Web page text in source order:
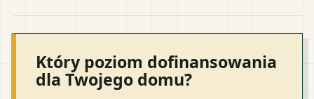
Który poziom dofinansowania
dla Twojego domu?